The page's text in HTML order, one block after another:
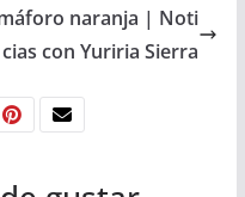
naranja | Noti
cias con Yuriria Sierra